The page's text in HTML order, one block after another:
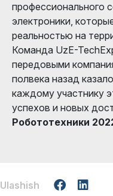
профессионального
электроники,
реальностью на
Команда UzE-
передовыми
полвека назад
каждому участнику
успехов и новых
Робототехники
Ulashish